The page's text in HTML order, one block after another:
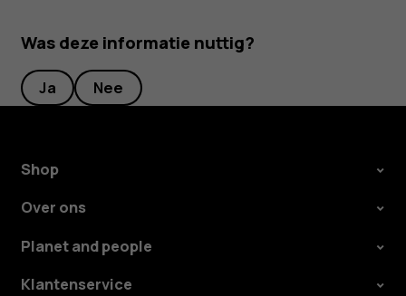
Was deze informatie nuttig?
Ja Nee
Shop
Over ons
Planet and people
Klantenservice